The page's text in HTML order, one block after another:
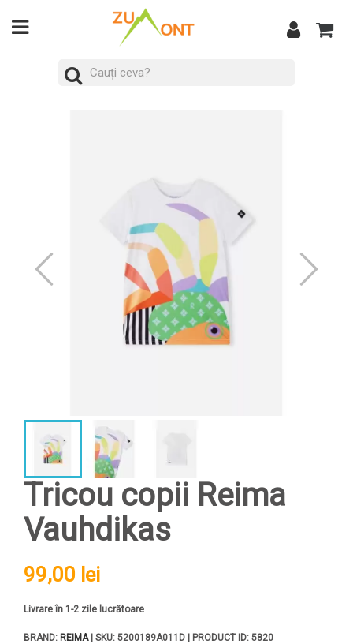
Tricou copii Reima
Vauhdikas
99,00 lei
Livrare în 1-2 zile lucrătoare
BRAND: REIMA| SKU: 5200189A011D | PRODUCT ID: 5820